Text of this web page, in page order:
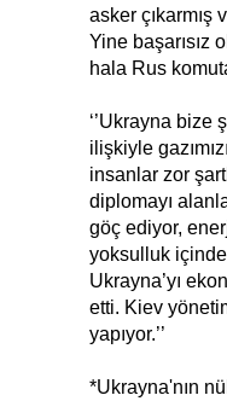
asker çıkarmış
Yine başarısız
hala Rus
‘’Ukrayna bize
ilişkiyle
insanlar zor
diplomayı
göç ediyor,
yoksulluk
Ukrayna’yı
etti. Kiev
yapıyor.’’
*Ukrayna'nın